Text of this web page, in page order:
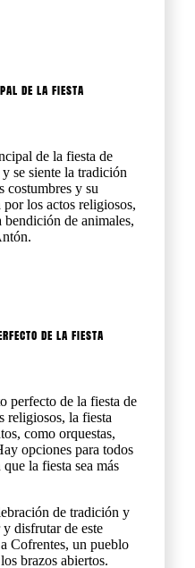
de la fiesta
de la fiesta de
se siente la tradición
costumbres y su
los actos religiosos,
de animales,
de la fiesta
perfecto de la fiesta de
religiosos, la fiesta
como orquestas,
opciones para todos
la fiesta sea más
de tradición y
disfrutar de este
Cofrentes, un pueblo
brazos abiertos.